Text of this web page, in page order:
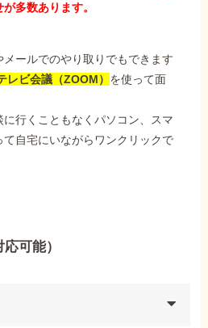
多数あります。
ールでのやり取りでもできます
レビ会議（ZOOM） を使って面
行くこともなくパソコン、スマ
自宅にいながらワンクリックで
可能）